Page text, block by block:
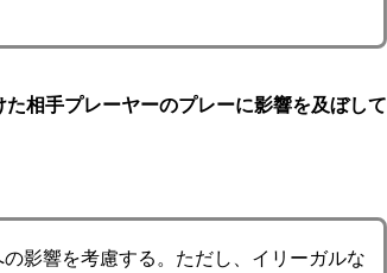
相⼿プレーヤーのプレーに影響を及ぼして
影響を考慮する。ただし、イリーガルな